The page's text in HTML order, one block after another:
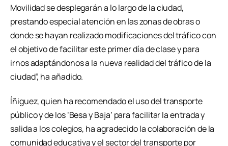
Movilidad se desplegarán a lo largo de la ciudad,
prestando especial atención en las zonas de obras o
donde se hayan realizado modificaciones del tráfico con
el objetivo de facilitar este primer día de clase y para
irnos adaptándonos a la nueva realidad del tráfico de la
ciudad”, ha añadido.
Íñiguez, quien ha recomendado el uso del transporte
público y de los ‘Besa y Baja’ para facilitar la entrada y
salida a los colegios, ha agradecido la colaboración de la
comunidad educativa y el sector del transporte por